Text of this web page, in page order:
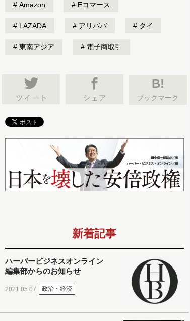
Amazon Eコマース
LAZADA アリババ タイ
東南アジア 電子商取引
B!
ブックマーク
新着記事
ハーバービジネスオンライン
編集部からのお知らせ
2021.05.07 政治・経済